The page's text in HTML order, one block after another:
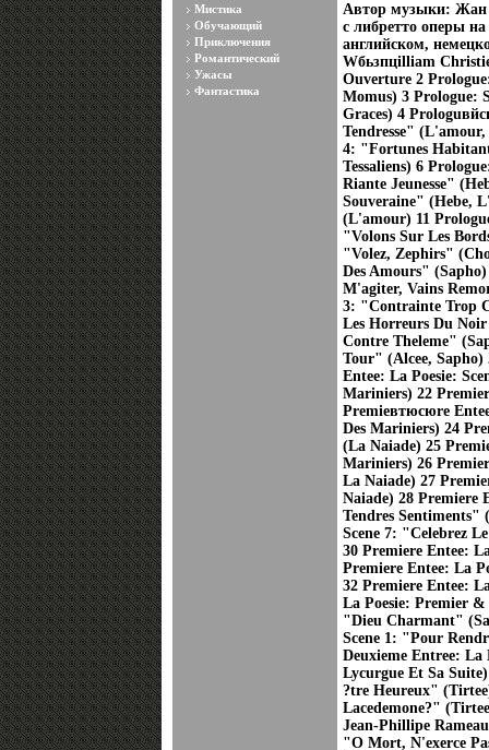
Мистика
Обучающий
Приключения
Романтический
Ужасы
Фантастика
Автор музыки: Жан
с либретто оперы
английском,
Wбьзпцilliam
Ouverture 2
Momus) 3 Prologue:
Graces) 4
Tendresse"
4: "Fortunes
Tessaliens) 6
Riante Jeunesse"
Souveraine" (Hebe,
(L'amour) 11
"Volons Sur Les
"Volez, Zephirs"
Des Amours"
M'agiter, Vains
3: "Contrainte Trop
Les Horreurs Du
Contre Theleme"
Tour" (Alcee, Sapho)
Entee: La Poesie:
Mariniers) 22
Premieвтюсюre
Des Mariniers) 24
(La Naiade) 25
Mariniers) 26
La Naiade) 27
Naiade) 28 Premiere
Tendres Sentiments"
Scene 7: "Celebrez
30 Premiere Entee:
Premiere Entee: La
32 Premiere Entee:
La Poesie: Premier &
"Dieu Charmant"
Scene 1: "Pour
Deuxieme Entree:
Lycurgue Et Sa
?tre Heureux"
Lacedemone?"
Jean-Phillipe
"O Mort, N'exerce